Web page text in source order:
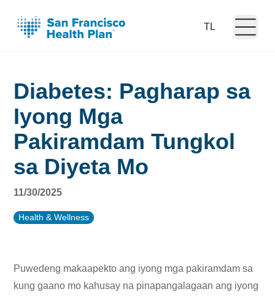
Language:Open
Diabetes: Pagharap sa
Iyong Mga
Pakiramdam Tungkol
sa Diyeta Mo
11/30/2025
Health & Wellness
Puwedeng makaapekto ang iyong mga pakiramdam sa
kung gaano mo kahusay na pinapangalagaan ang iyong